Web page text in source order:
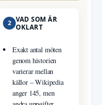
2 VAD SOM ÄR
OKLART
Exakt antal möten
genom historien
varierar mellan
källor – Wikipedia
anger 145, men